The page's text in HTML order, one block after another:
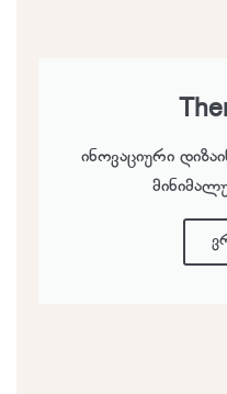
ინოვაციური